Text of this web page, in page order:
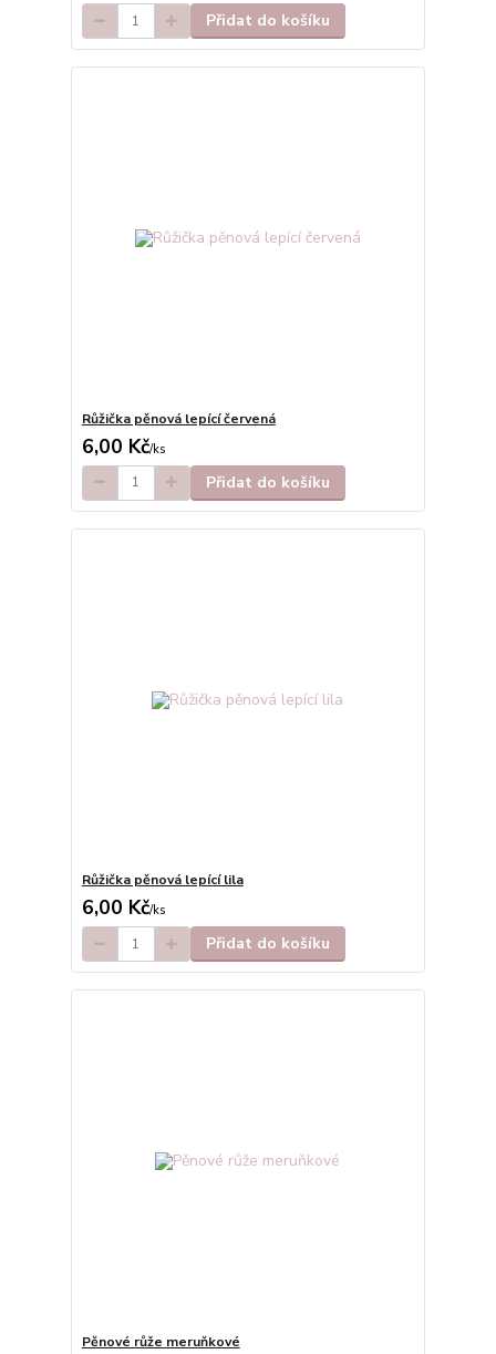
Přidat do košíku
Růžička pěnová lepící červená
6,00 Kč/ks
Přidat do košíku
Růžička pěnová lepící lila
6,00 Kč/ks
Přidat do košíku
Pěnové růže meruňkové